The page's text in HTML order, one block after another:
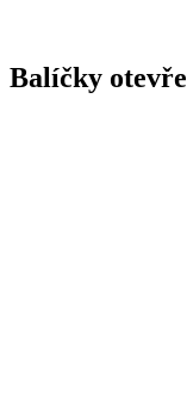
Balíčky